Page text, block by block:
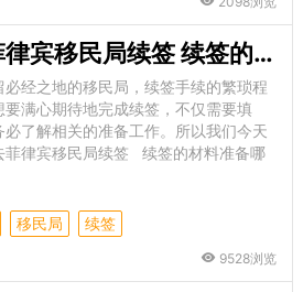
旅游签怎么去菲律宾移民局续签 续签的材料准备哪些
经之地的移民局，续签手续的繁琐程
满心期待地完成续签，不仅需要填
了解相关的准备工作。所以我们今天
菲律宾移民局续签 续签的材料准备哪
移民局 续签
9528浏览